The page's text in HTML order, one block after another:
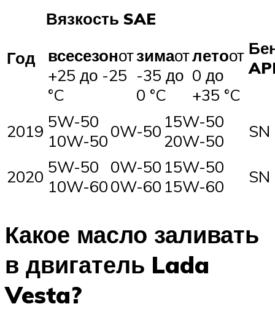
Год
Вязкость SAE
всесезонот
+25 до -25
°C
зимаот
-35 до
0 °C
летоот
0 до
+35 °C
2019 5W-50
10W-500W-50 15W-50
20W-50
SN
2020 5W-50
10W-60
0W-50
0W-60
15W-50
15W-60
SN
Какое масло заливать
в двигатель Lada
Vesta?